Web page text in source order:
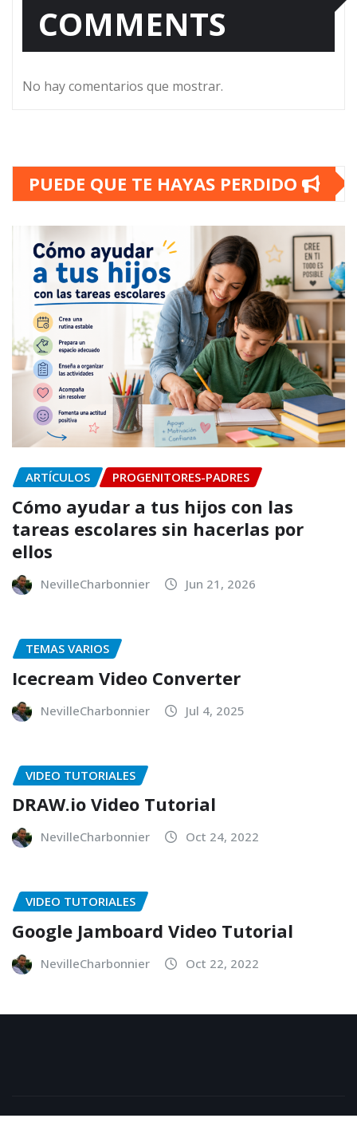
COMMENTS
No hay comentarios que mostrar.
PUEDE QUE TE HAYAS PERDIDO
ARTÍCULOS PROGENITORES-PADRES
Cómo ayudar a tus hijos con las
tareas escolares sin hacerlas por
ellos
NevilleCharbonnier Jun 21, 2026
TEMAS VARIOS
Icecream Video Converter
NevilleCharbonnier Jul 4, 2025
VIDEO TUTORIALES
DRAW.io Video Tutorial
NevilleCharbonnier Oct 24, 2022
VIDEO TUTORIALES
Google Jamboard Video Tutorial
NevilleCharbonnier Oct 22, 2022